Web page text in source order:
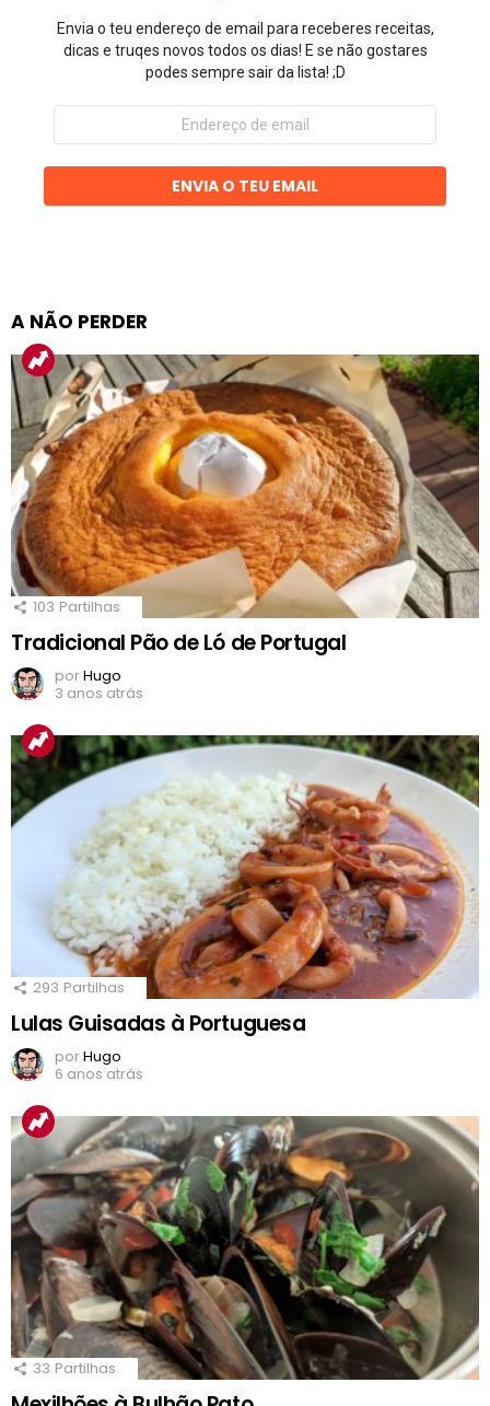
Envia o teu endereço de email para receberes receitas,
dicas e truqes novos todos os dias! E se não gostares
podes sempre sair da lista! ;D
Endereço
email
ENVIA O TEU EMAIL
A NÃO PERDER
103 Partilhas
Tradicional Pão de Ló de Portugal
porHugo
3 anos atrás
293 Partilhas
Lulas Guisadas à Portuguesa
porHugo
6 anos atrás
33 Partilhas